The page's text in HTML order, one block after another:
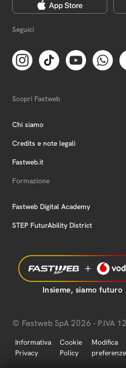
Seguici
Scopri Fastweb
Chi siamo
Credits e note legali
Fastweb.it
Formazione
Fastweb Digital Academy
STEP FuturAbility District
Insieme, siamo futuro
© Fastweb SpA 2026 - P.IVA
Informativa
Privacy
Cookie
Policy
Modifica